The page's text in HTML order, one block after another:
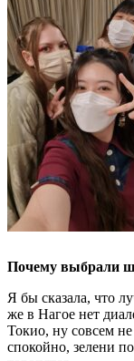
Почему выбрали
Я бы сказала, что
же в Нагое нет
Токио, ну совсем
спокойно, зелени